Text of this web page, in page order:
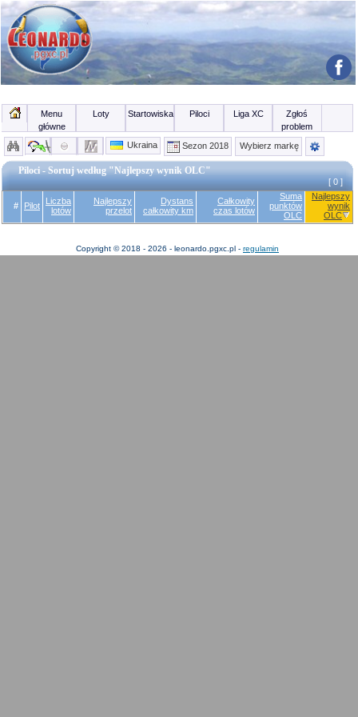
Menu
główne
Loty Startowiska Piloci Liga XC
Zgłoś
problem
Ukraina
Sezon 2018 Wybierz markę
Piloci - Sortuj według "Najlepszy wynik OLC"
[ 0 ]
# Pilot
Liczba
lotów
Najlepszy
przelot
Dystans
całkowity km
Całkowity
czas lotów
Suma
punktów
OLC
Najlepszy
wynik
OLC
Copyright © 2018 - 2026 - leonardo.pgxc.pl - regulamin